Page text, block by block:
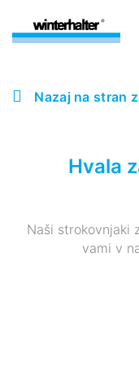
Nazaj na stran
Hvala
Naši strokovnjaki
vami v